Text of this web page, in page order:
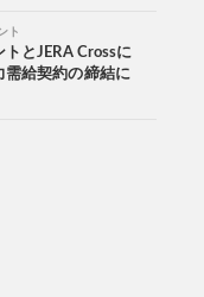
ト
とJERA Crossに
需給契約の締結に